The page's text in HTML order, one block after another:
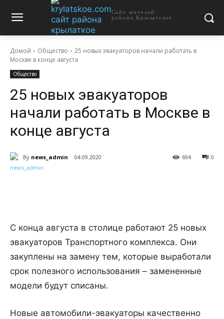
Сайт жителей
района Крылатское
Домой Общество
25 новых эвакуаторов начали работать в
Москве в конце августа
Общество
25 новых эвакуаторов
начали работать в Москве в
конце августа
By news_admin 04.09.2020 0
694
С конца августа в столице работают 25 новых
эвакуаторов Транспортного комплекса. Они
закуплены на замену тем, которые выработали
срок полезного использования – замененные
модели будут списаны.
Новые автомобили-эвакуаторы качественно